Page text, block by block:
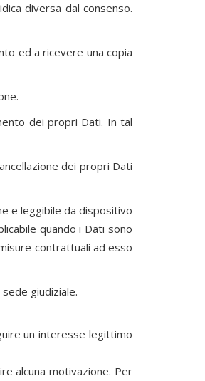
diversa dal consenso.
ed a ricevere una copia
dei propri Dati. In tal
dei propri Dati
e leggibile da dispositivo
quando i Dati sono
contrattuali ad esso
giudiziale.
un interesse legittimo
alcuna motivazione. Per